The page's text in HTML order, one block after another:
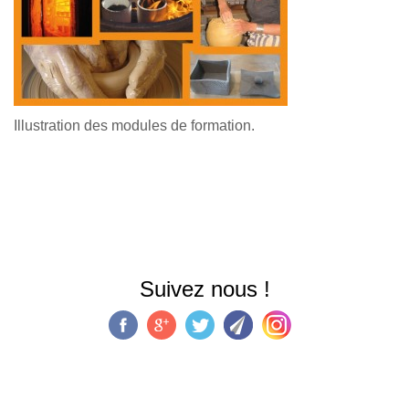
Illustration des modules de formation.
Suivez nous !